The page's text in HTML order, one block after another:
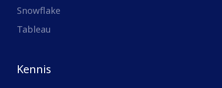
Snowflake
Tableau
Kennis